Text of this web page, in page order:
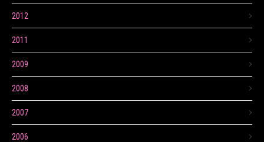
2012
2011
2009
2008
2007
2006